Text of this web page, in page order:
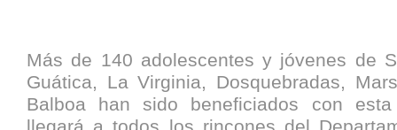
Más de 140 adolescentes y jóvenes de
Guática, La Virginia, Dosquebradas,
Balboa han sido beneficiados con